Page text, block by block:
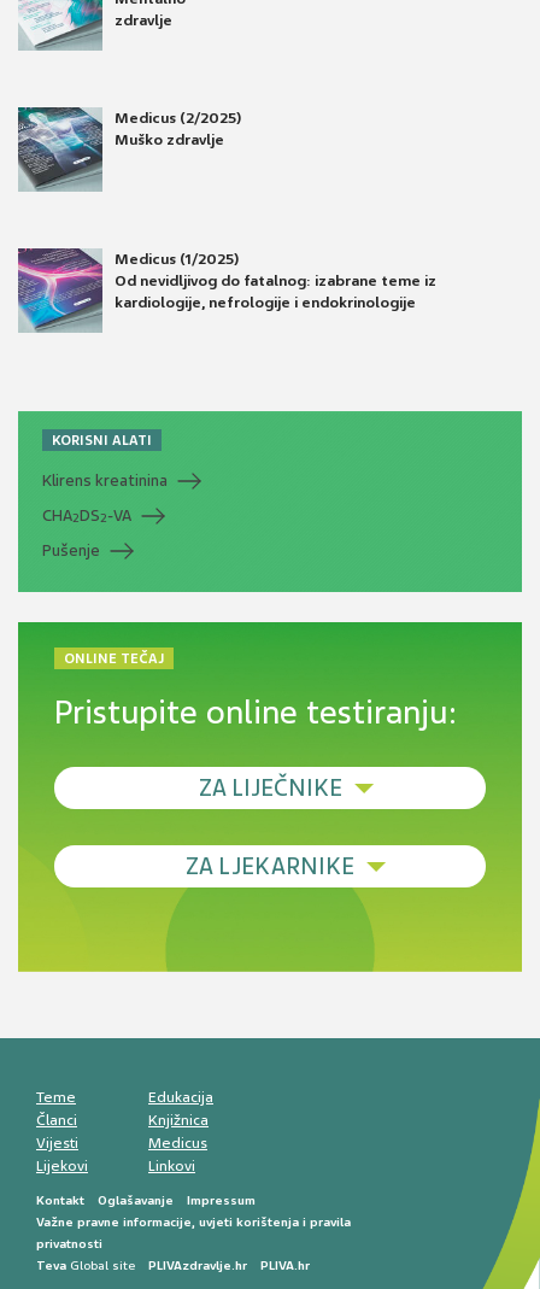
zdravlje
Medicus (2/2025)
Muško zdravlje
Medicus (1/2025)
Od nevidljivog do fatalnog: izabrane teme iz
kardiologije, nefrologije i endokrinologije
KORISNI ALATI
Klirens kreatinina
CHA2DS2-VA
Pušenje
ONLINE TEČAJ
Pristupite online testiranju:
ZA LIJEČNIKE
Debljina - od prevencije do personalizirane
Novi pogled na migrenu: komorbiditeti, spolne
razlike i nove terapije
smetnji do rane onkološke dijagnostike
ZA LJEKARNIKE
Antikoagulansi u ljekarničkoj praksi –
Teme
Članci
Vijesti
Lijekovi
Edukacija
Knjižnica
Medicus
Linkovi
Kontakt Oglašavanje
Impressum
Važne pravne informacije, uvjeti korištenja i pravila
privatnosti
Teva Global site PLIVAzdravlje.hr PLIVA.hr